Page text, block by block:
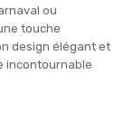
ou
touche
design élégant et
incontournable